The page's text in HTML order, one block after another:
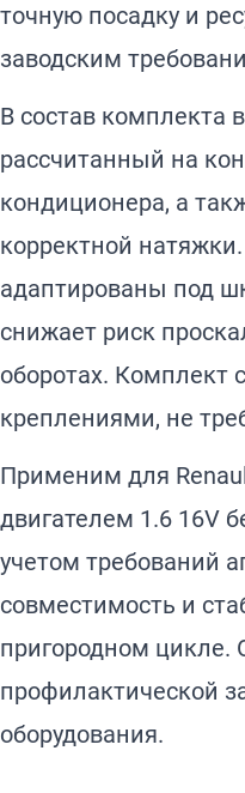
точную посадку и
заводским
В состав комплекта
рассчитанный на
кондиционера, а
корректной
адаптированы под
снижает риск
оборотах.
креплениями, не
Применим для
двигателем 1.6 16V
учетом требований
совместимость и
пригородном
профилактической
оборудования.